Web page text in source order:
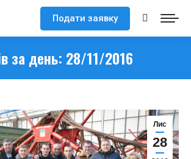
Подати заявку Search:
за день: 28/11/2016
Лис
28